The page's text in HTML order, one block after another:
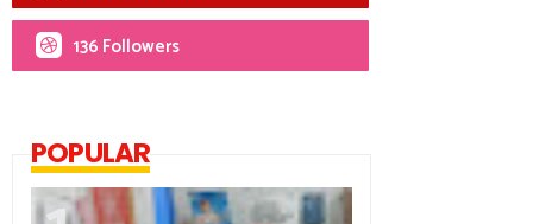
136 Followers
POPULAR